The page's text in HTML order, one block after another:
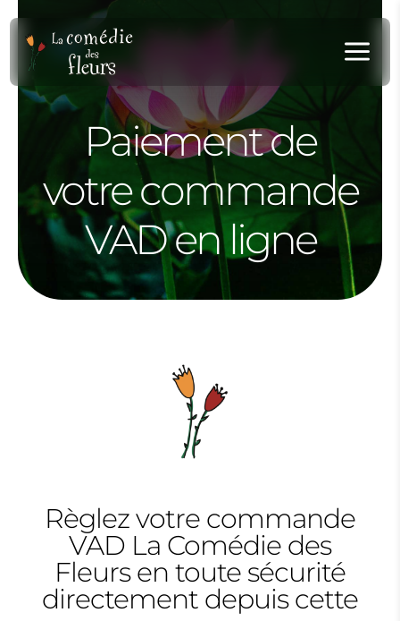
Panneau de gestion des cookies
a
Paiement de
votre commande
VAD en ligne
Règlez votre commande
VAD La Comédie des
Fleurs en toute sécurité
directement depuis cette